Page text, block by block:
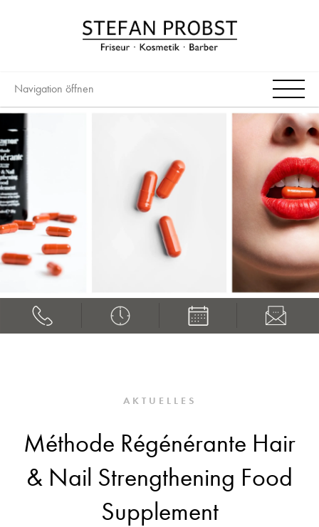
Navigation öffnen
AKTUELLES
Méthode Régénérante Hair
& Nail Strengthening Food
Supplement